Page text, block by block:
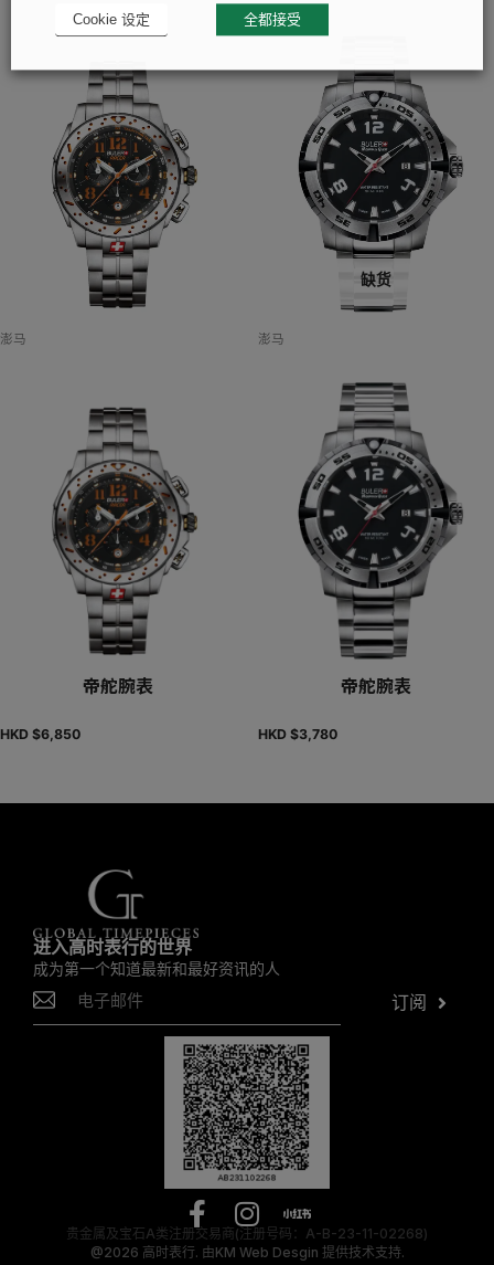
澎马
帝舵腕表
HKD $6,850
缺货
澎马
帝舵腕表
HKD $3,780
进入高时表行的世界
成为第一个知道最新和最好资讯的人
订阅
贵金属及宝石A类注册交易商(注册号码：A-B-23-11-02268)
@2026 高时表行. 由KM Web Desgin 提供技术支持.
Cookie 设定 全都接受